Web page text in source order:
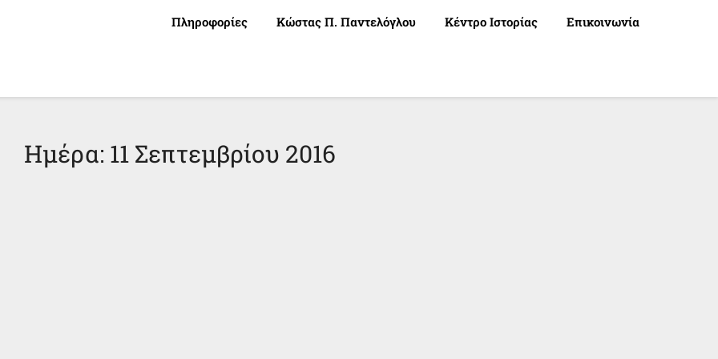
Πληροφορίες Κώστας Π. Παντελόγλου Κέντρο Ιστορίας Επικοινωνία
Ημέρα: 11 Σεπτεμβρίου 2016